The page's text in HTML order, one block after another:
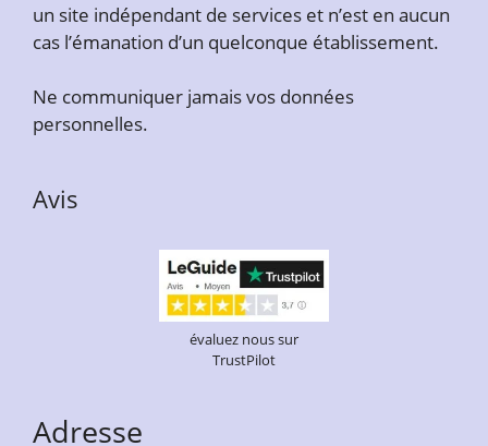
un site indépendant de services et n’est en aucun
cas l’émanation d’un quelconque établissement.
Ne communiquer jamais vos données
personnelles.
Avis
évaluez nous sur
TrustPilot
Adresse